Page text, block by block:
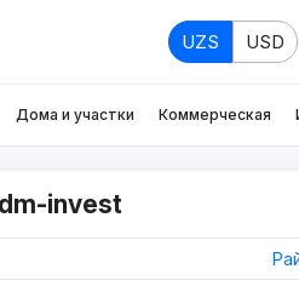
UZS USD
Дома и участки Коммерческая
invest